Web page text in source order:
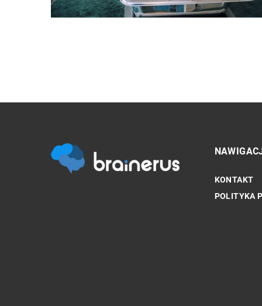
KONTAKT
POLITYKA